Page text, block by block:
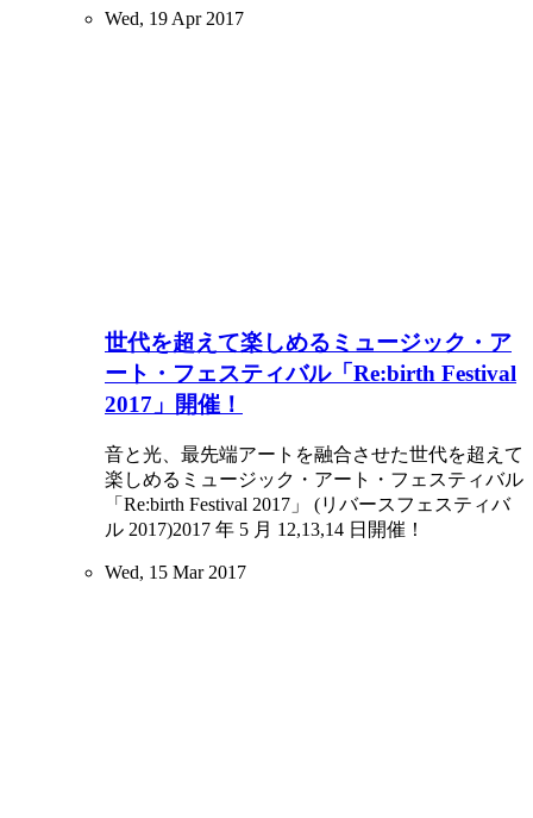
Wed, 19 Apr 2017
世代を超えて楽しめるミュージック・ア
ート・フェスティバル「Re:birth Festival
2017」開催！
音と光、最先端アートを融合させた世代を超えて
楽しめるミュージック・アート・フェスティバル
「Re:birth Festival 2017」 (リバースフェスティバ
ル 2017)2017 年 5 月 12,13,14 日開催！
Wed, 15 Mar 2017